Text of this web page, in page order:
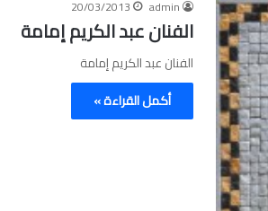
admin
20/03/2013
الفنان عبد الكريم إمامة
الفنان عبد الكريم إمامة
أكمل القراءة »